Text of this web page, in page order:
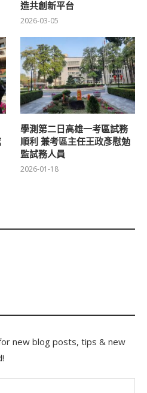
造共創新平台
2026-03-05
學測第二日高雄一考區試務
順利 兼考區主任王政彥慰勉
監試務人員
2026-01-18
new blog posts, tips & new